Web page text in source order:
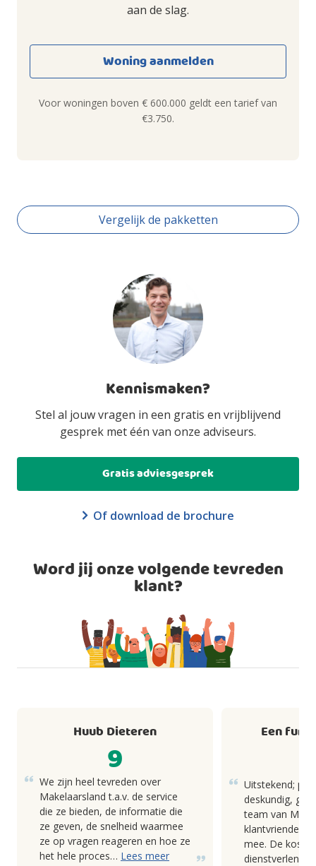
aan de slag.
Woning aanmelden
Voor woningen boven € 600.000 geldt een tarief van
€3.750.
Vergelijk de pakketten
Kennismaken?
Stel al jouw vragen in een gratis en vrijblijvend
gesprek met één van onze adviseurs.
Gratis adviesgesprek
Of download de brochure
Word jij onze volgende tevreden
klant?
Huub Dieteren
9
We zijn heel tevreden over
Makelaarsland t.a.v. de service
die ze bieden, de informatie die
ze geven, de snelheid waarmee
ze op vragen reageren en hoe ze
het hele proces… Lees meer
Een
Uitstekend;
deskundig,
team van
klantvriendelijk
mee. De